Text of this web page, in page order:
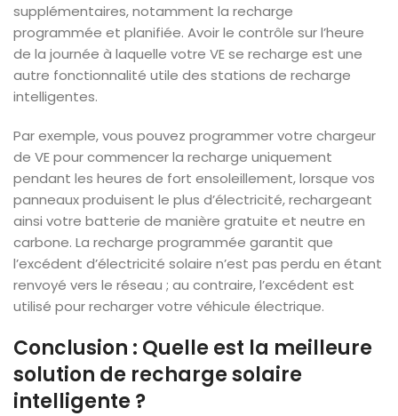
supplémentaires, notamment la recharge
programmée et planifiée. Avoir le contrôle sur l’heure
de la journée à laquelle votre VE se recharge est une
autre fonctionnalité utile des stations de recharge
intelligentes.
Par exemple, vous pouvez programmer votre chargeur
de VE pour commencer la recharge uniquement
pendant les heures de fort ensoleillement, lorsque vos
panneaux produisent le plus d’électricité, rechargeant
ainsi votre batterie de manière gratuite et neutre en
carbone. La recharge programmée garantit que
l’excédent d’électricité solaire n’est pas perdu en étant
renvoyé vers le réseau ; au contraire, l’excédent est
utilisé pour recharger votre véhicule électrique.
Conclusion : Quelle est la meilleure
solution de recharge solaire
intelligente ?